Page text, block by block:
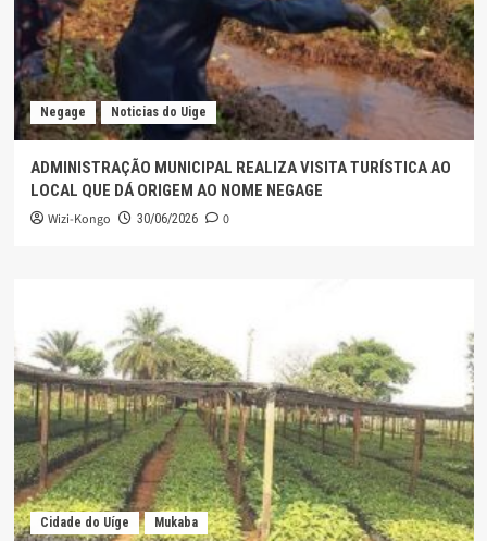
Negage Noticias do Uige
ADMINISTRAÇÃO MUNICIPAL REALIZA VISITA TURÍSTICA AO
LOCAL QUE DÁ ORIGEM AO NOME NEGAGE
Wizi-Kongo 30/06/2026 0
Cidade do Uíge Mukaba